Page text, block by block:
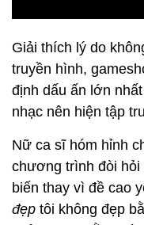
Giải thích lý do
truyền hình,
định dấu ấn lớn
nhạc nên hiện tập
Nữ ca sĩ hóm hỉnh
chương trình đòi
biến thay vì đề cao
đẹp tôi không đẹp